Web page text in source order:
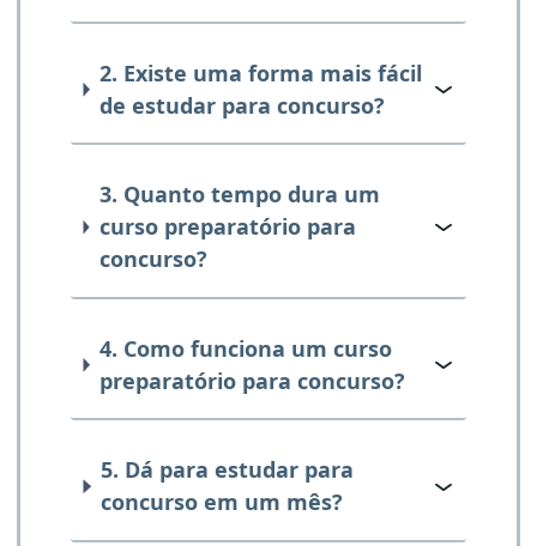
2. Existe uma forma mais fácil
de estudar para concurso?
3. Quanto tempo dura um
curso preparatório para
concurso?
4. Como funciona um curso
preparatório para concurso?
5. Dá para estudar para
concurso em um mês?